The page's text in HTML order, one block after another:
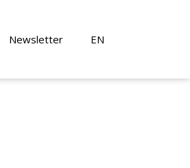
Newsletter EN